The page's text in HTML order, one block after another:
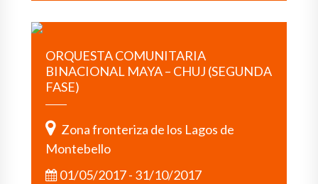
ORQUESTA COMUNITARIA
BINACIONAL MAYA – CHUJ (SEGUNDA
FASE)
Zona fronteriza de los Lagos de
Montebello
01/05/2017 - 31/10/2017